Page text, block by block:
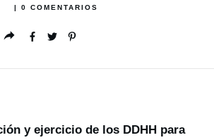
0 COMENTARIOS
y ejercicio de los DDHH para